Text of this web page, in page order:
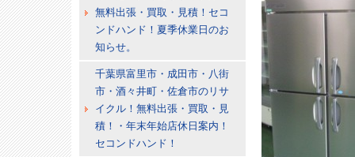
無料出張・買取・見積！セコ
ンドハンド！夏季休業日のお
知らせ。
千葉県富里市・成田市・八街
市・酒々井町・佐倉市のリサ
イクル！無料出張・買取・見
積！・年末年始店休日案内！
セコンドハンド！